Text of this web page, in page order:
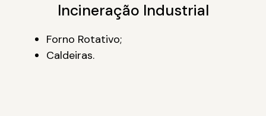
Incineração Industrial
Forno Rotativo;
Caldeiras.